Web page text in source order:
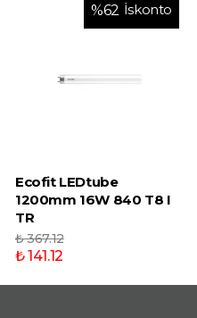
%62 İskonto
Ecofit LEDtube
1200mm 16W 840 T8 I
TR
₺ 367.12
₺ 141.12